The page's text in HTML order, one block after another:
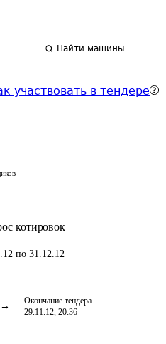
Найти машины
участвовать в тендере
котировок
по 31.12.12
Окончание тендера
29.11.12, 20:36